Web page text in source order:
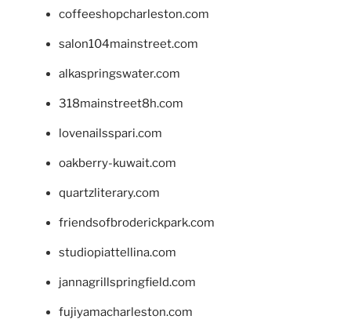
coffeeshopcharleston.com
salon104mainstreet.com
alkaspringswater.com
318mainstreet8h.com
lovenailsspari.com
oakberry-kuwait.com
quartzliterary.com
friendsofbroderickpark.com
studiopiattellina.com
jannagrillspringfield.com
fujiyamacharleston.com